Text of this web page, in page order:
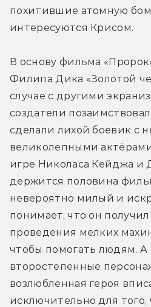
похитившие атомную
интересуются Крисом.
В основу фильма
Филипа Дика «Золотой
случае с другими
создатели
сделали лихой боевик с
великолепными
игре Николаса Кейджа и
держится половина
невероятно милый и
понимает, что он
проведения мелких
чтобы помогать людям. А
второстепенные
возлюбленная героя
исключительно для того,